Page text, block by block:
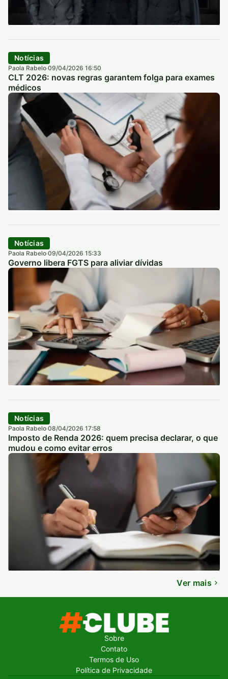
Notícias
Paola Rabelo·09/04/2026 16:50
CLT 2026: novas regras garantem folga para exames
médicos
Notícias
Paola Rabelo·09/04/2026 15:33
Governo libera FGTS para aliviar dívidas
Notícias
Paola Rabelo·08/04/2026 17:58
Imposto de Renda 2026: quem precisa declarar, o que
mudou e como evitar erros
Ver mais
Sobre
Contato
Termos de Uso
Política de Privacidade